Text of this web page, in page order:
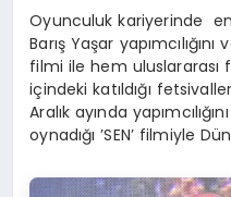
Oyunculuk kariyerinde
Barış Yaşar
filmi ile hem
içindeki katıldığı
Aralık ayında
oynadığı ’SEN’ filmiyle